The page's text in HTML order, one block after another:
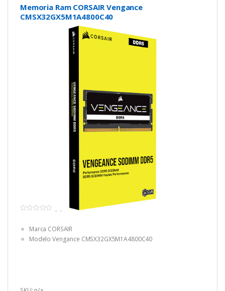
Memoria Ram CORSAIR Vengance
CMSX32GX5M1A4800C40
u
o
Marca CORSAIR
Modelo Vengance CMSX32GX5M1A4800C40